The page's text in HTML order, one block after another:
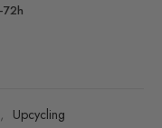
, Upcycling